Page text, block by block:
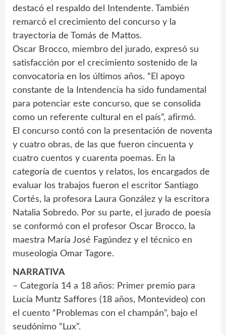
destacó el respaldo del Intendente. También
remarcó el crecimiento del concurso y la
trayectoria de Tomás de Mattos.
Oscar Brocco, miembro del jurado, expresó su
satisfacción por el crecimiento sostenido de la
convocatoria en los últimos años. “El apoyo
constante de la Intendencia ha sido fundamental
para potenciar este concurso, que se consolida
como un referente cultural en el país”, afirmó.
El concurso contó con la presentación de noventa
y cuatro obras, de las que fueron cincuenta y
cuatro cuentos y cuarenta poemas. En la
categoría de cuentos y relatos, los encargados de
evaluar los trabajos fueron el escritor Santiago
Cortés, la profesora Laura González y la escritora
Natalia Sobredo. Por su parte, el jurado de poesía
se conformó con el profesor Oscar Brocco, la
maestra María José Fagúndez y el técnico en
museología Omar Tagore.
NARRATIVA
– Categoría 14 a 18 años: Primer premio para
Lucía Muntz Saffores (18 años, Montevideo) con
el cuento “Problemas con el champán”, bajo el
seudónimo “Lux”.